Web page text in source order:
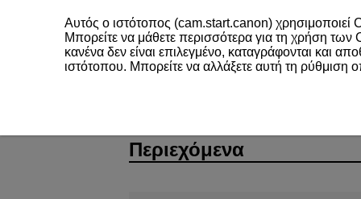
EOS R6 V Προετοιμασία και
Περιεχόμενα
Αυτός ο ιστότοπος (cam.start.canon) χρησιμοποιεί
Μπορείτε να μάθετε περισσότερα για τη χρήση των
κανένα δεν είναι επιλεγμένο, καταγράφονται και
ιστότοπου. Μπορείτε να αλλάξετε αυτή τη ρύθμιση